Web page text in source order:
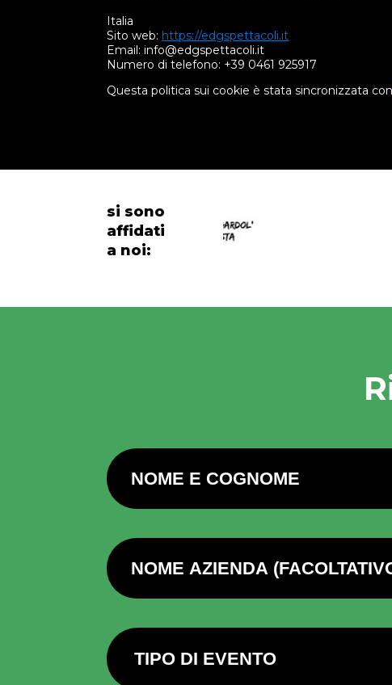
Italia
Sito web: https://edgspettacoli.it
Email: info@edgspettacoli.it
Numero di telefono: +39 0461 925917
Questa politica sui cookie è stata sincronizzata con
si sono
affidati
a noi: